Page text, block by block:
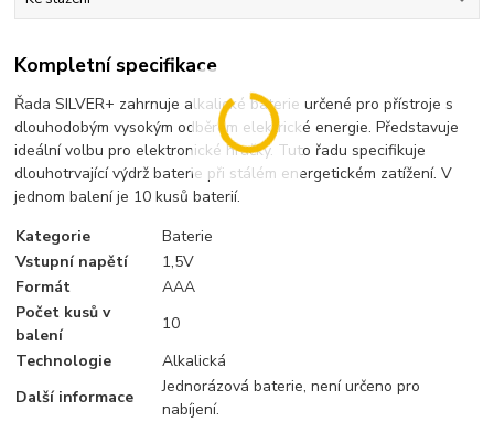
Kompletní specifikace
Řada SILVER+ zahrnuje alkalické baterie určené pro přístroje s
dlouhodobým vysokým odběrem elektrické energie. Představuje
ideální volbu pro elektronické hračky. Tuto řadu specifikuje
dlouhotrvající výdrž baterie při stálém energetickém zatížení. V
jednom balení je 10 kusů baterií.
Kategorie
Baterie
Vstupní napětí
1,5V
Formát
AAA
Počet kusů v
balení
10
Technologie
Alkalická
Další informace
Jednorázová baterie, není určeno pro
nabíjení.